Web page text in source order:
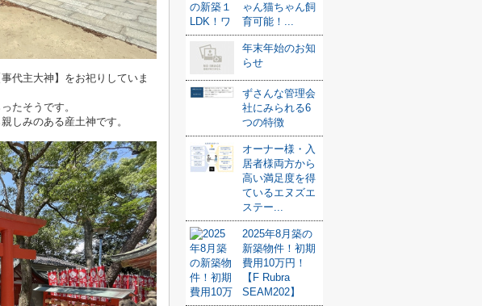
代主大神】をお祀りしていま
たそうです。
しみのある産土神です。
ゃん猫ちゃん飼
育可能！...
年末年始のお知
らせ
ずさんな管理会
社にみられる6
つの特徴
オーナー様・入
居者様両方から
高い満足度を得
ているエヌズエ
ステー...
2025年8月築の
新築物件！初期
費用10万円！
【F Rubra
SEAM202】